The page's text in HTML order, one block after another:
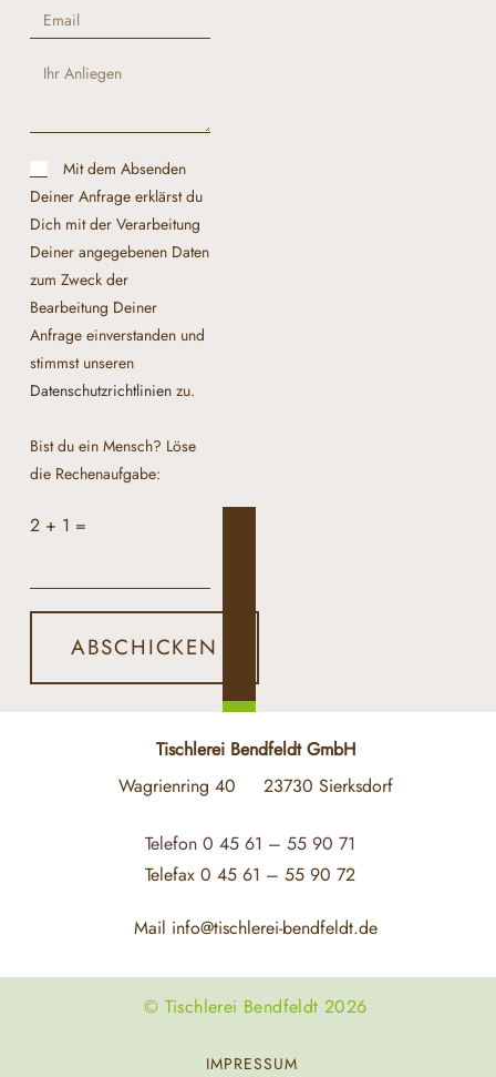
Mit dem Absenden
Deiner Anfrage erklärst du
Dich mit der Verarbeitung
Deiner angegebenen Daten
zum Zweck der
Bearbeitung Deiner
Anfrage einverstanden und
stimmst unseren
Datenschutzrichtlinienzu.
Bist du ein Mensch? Löse
die Rechenaufgabe:
2 + 1 =
ABSCHICKEN
Tischlerei Bendfeldt GmbH
Wagrienring 40 23730 Sierksdorf
Telefon 0 45 61 – 55 90 71
Telefax0 45 61 – 55 90 72
Mail info@tischlerei-bendfeldt.de
© Tischlerei Bendfeldt 2026
IMPRESSUM